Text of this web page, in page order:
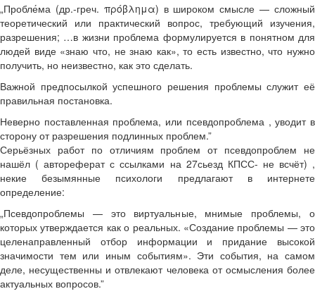
„Пробле́ма (др.-греч. πρόβλημα) в широком смысле — сложный
теоретический или практический вопрос, требующий изучения,
разрешения; …в жизни проблема формулируется в понятном для
людей виде «знаю что, не знаю как», то есть известно, что нужно
получить, но неизвестно, как это сделать.
Важной предпосылкой успешного решения проблемы служит её
правильная постановка.
Неверно поставленная проблема, или псевдопроблема , уводит в
сторону от разрешения подлинных проблем.”
Серьёзных работ по отличиям проблем от псевдопроблем не
нашёл ( автореферат с ссылками на 27сьезд КПСС- не всчёт) ,
некие безымянные психологи предлагают в интернете
определение:
„Псевдопроблемы — это виртуальные, мнимые проблемы, о
которых утверждается как о реальных. «Создание проблемы — это
целенаправленный отбор информации и придание высокой
значимости тем или иным событиям». Эти события, на самом
деле, несущественны и отвлекают человека от осмысления более
актуальных вопросов.”